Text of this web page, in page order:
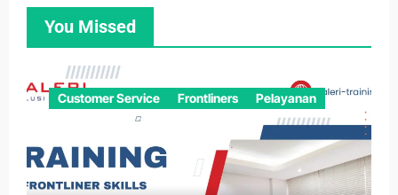
You Missed
Customer Service Frontliners Pelayanan